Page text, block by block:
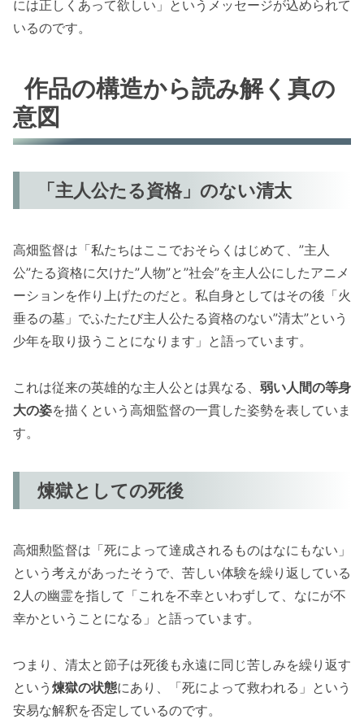
には正しくあって欲しい」というメッセージが込められて
いるのです。
作品の構造から読み解く真の
意図
「主人公たる資格」のない清太
高畑監督は「私たちはここでおそらくはじめて、”主人
公”たる資格に欠けた”人物”と”社会”を主人公にしたアニメ
ーションを作り上げたのだと。私自身としてはその後「火
垂るの墓」でふたたび主人公たる資格のない”清太”という
少年を取り扱うことになります」と語っています。
これは従来の英雄的な主人公とは異なる、 弱い人間の等身
大の姿を描くという高畑監督の一貫した姿勢を表していま
す。
煉獄としての死後
高畑勲監督は「死によって達成されるものはなにもない」
という考えがあったそうで、苦しい体験を繰り返している
2人の幽霊を指して「これを不幸といわずして、なにが不
幸かということになる」と語っています。
つまり、清太と節子は死後も永遠に同じ苦しみを繰り返す
という 煉獄の状態にあり、「死によって救われる」という
安易な解釈を否定しているのです。